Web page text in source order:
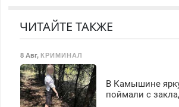
Недорого. Без выходных.
Все районы. Скидка.
Вызов бесплатный.
ЧИТАЙТЕ ТАКЖЕ
8 Авг, КРИМИНАЛ
В Камышине
поймали с